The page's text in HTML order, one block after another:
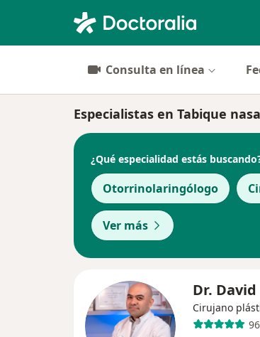
Consulta en línea
Especialistas en Tabique
¿Qué especialidad estás
Otorrinolaringólogo
Ver más
Dr.
Cirujano